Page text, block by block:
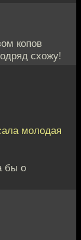
копов
схожу!
молодая
бы о